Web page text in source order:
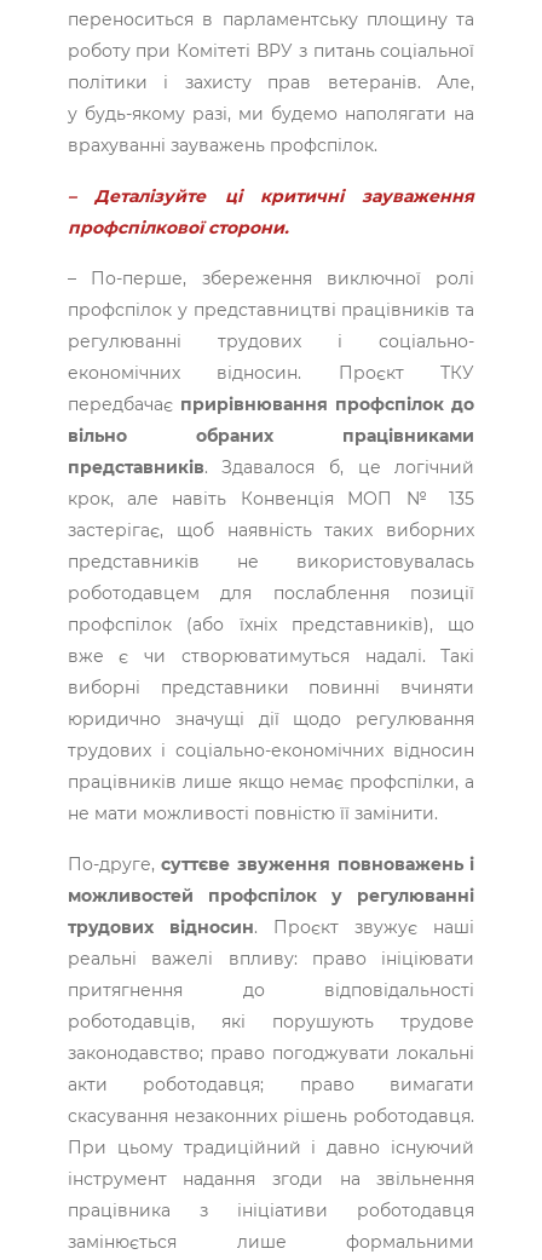
переноситься в парламентську площину та
роботу при Комітеті ВРУ з питань соціальної
політики і захисту прав ветеранів. Але,
у будь-якому разі, ми будемо наполягати на
врахуванні зауважень профспілок.
– Деталізуйте ці критичні зауваження
профспілкової сторони.
– По-перше, збереження виключної ролі
профспілок у представництві працівників та
регулюванні трудових і соціально-
економічних відносин. Проєкт ТКУ
передбачає прирівнювання профспілок до
вільно обраних працівниками
представників. Здавалося б, це логічний
крок, але навіть Конвенція МОП № 135
застерігає, щоб наявність таких виборних
представників не використовувалась
роботодавцем для послаблення позиції
профспілок (або їхніх представників), що
вже є чи створюватимуться надалі. Такі
виборні представники повинні вчиняти
юридично значущі дії щодо регулювання
трудових і соціально-економічних відносин
працівників лише якщо немає профспілки, а
не мати можливості повністю її замінити.
По-друге, суттєве звуження повноважень і
можливостей профспілок у регулюванні
трудових відносин. Проєкт звужує наші
реальні важелі впливу: право ініціювати
притягнення до відповідальності
роботодавців, які порушують трудове
законодавство; право погоджувати локальні
акти роботодавця; право вимагати
скасування незаконних рішень роботодавця.
При цьому традиційний і давно існуючий
інструмент надання згоди на звільнення
працівника з ініціативи роботодавця
замінюється лише формальними